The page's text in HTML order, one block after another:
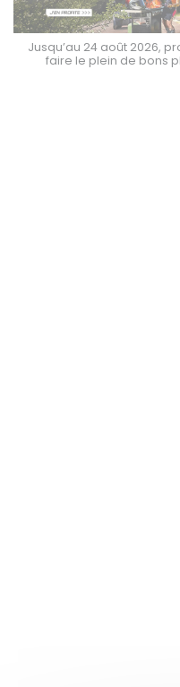
Jusqu’au 24 août 2026,
faire le plein de bons